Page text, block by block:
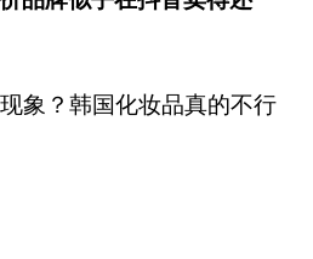
象？韩国化妆品真的不行